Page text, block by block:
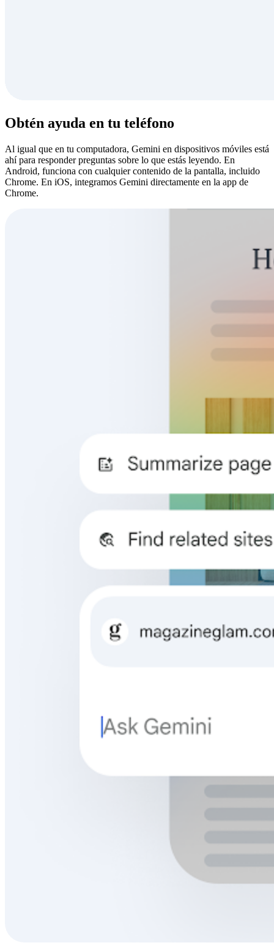
Obtén ayuda en tu teléfono
Al igual que en tu computadora, Gemini en dispositivos móviles está
ahí para responder preguntas sobre lo que estás leyendo. En
Android, funciona con cualquier contenido de la pantalla, incluido
Chrome. En iOS, integramos Gemini directamente en la app de
Chrome.